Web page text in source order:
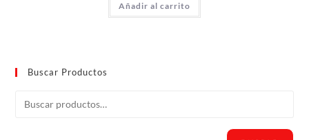
Añadir al carrito
Buscar Productos